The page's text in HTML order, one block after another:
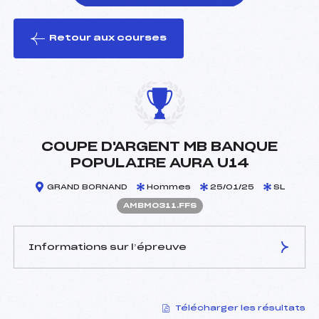
le ski
Retour aux courses
COUPE D'ARGENT MB BANQUE
POPULAIRE AURA U14
GRAND BORNAND Hommes 25/01/25 SL
AMBM0311.FFS
Informations sur l’épreuve
VEYRAT DE LACHENAL
Télécharger les résultats